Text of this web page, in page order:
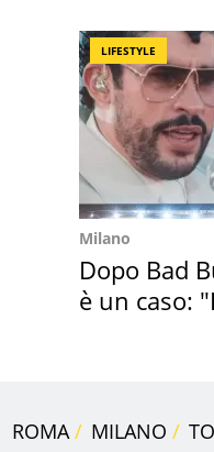
LIFESTYLE
Milano
Dopo Bad
è un caso:
ROMA MILANO